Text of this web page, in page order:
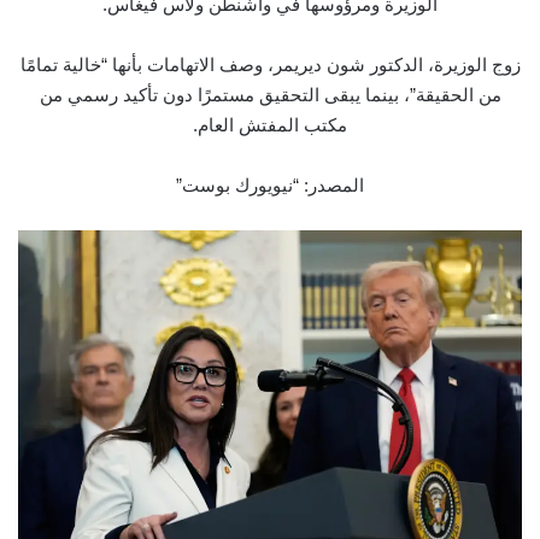
الوزيرة ومرؤوسها في واشنطن ولاس فيغاس.
زوج الوزيرة، الدكتور شون ديريمر، وصف الاتهامات بأنها “خالية تمامًا
من الحقيقة”، بينما يبقى التحقيق مستمرًا دون تأكيد رسمي من
مكتب المفتش العام.
المصدر: “نيويورك بوست”